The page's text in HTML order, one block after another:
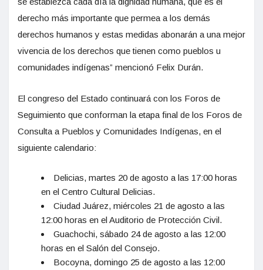
derecho más importante que permea a los demás
derechos humanos y estas medidas abonarán a una mejor
vivencia de los derechos que tienen como pueblos u
comunidades indígenas” mencionó Felix Durán.
El congreso del Estado continuará con los Foros de
Seguimiento que conforman la etapa final de los Foros de
Consulta a Pueblos y Comunidades Indígenas, en el
siguiente calendario:
Delicias, martes 20 de agosto a las 17:00 horas
en el Centro Cultural Delicias.
Ciudad Juárez, miércoles 21 de agosto a las
12:00 horas en el Auditorio de Protección Civil.
Guachochi, sábado 24 de agosto a las 12:00
horas en el Salón del Consejo.
Bocoyna, domingo 25 de agosto a las 12:00